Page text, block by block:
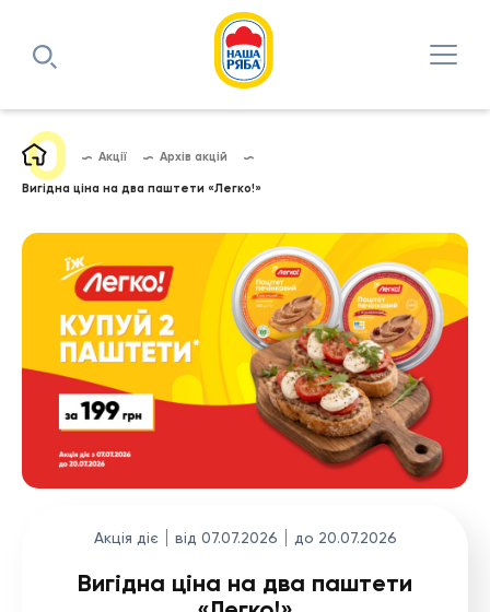
Акції Архів акцій
Вигідна ціна на два паштети «Легко!»
Акція діє від 07.07.2026 до 20.07.2026
Вигідна ціна на два паштети